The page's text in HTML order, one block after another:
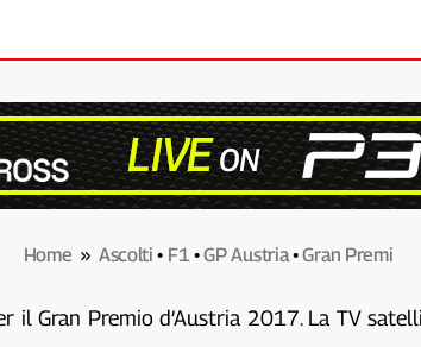
Home » Ascolti • F1•GP Austria•Gran Premi
Gran Premio d’Austria 2017. La TV